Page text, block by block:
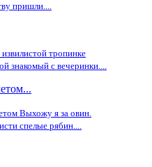
пришли....
тропинке
знакомый с вечеринки....
Выхожу я за овин.
спелые рябин....